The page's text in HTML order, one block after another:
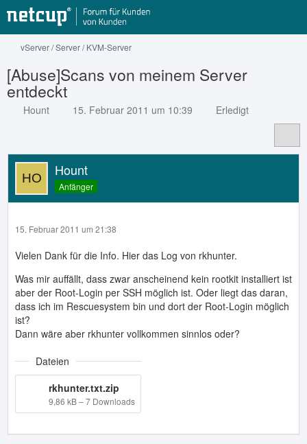
vServer / Server / KVM-Server
[Abuse]Scans von meinem Server
entdeckt
Hount 15. Februar 2011 um 10:39 Erledigt
Hount
Anfänger
15. Februar 2011 um 21:38
Vielen Dank für die Info. Hier das Log von rkhunter.
Was mir auffällt, dass zwar anscheinend kein rootkit installiert ist
aber der Root-Login per SSH möglich ist. Oder liegt das daran,
dass ich im Rescuesystem bin und dort der Root-Login möglich
ist?
Dann wäre aber rkhunter vollkommen sinnlos oder?
Dateien
rkhunter.txt.zip
9,86 kB – 7 Downloads